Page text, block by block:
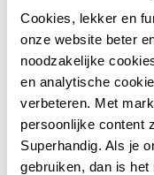
Cookies, lekker en
onze website beter
noodzakelijke
en analytische
verbeteren. Met
persoonlijke content
Superhandig. Als je
gebruiken, dan is